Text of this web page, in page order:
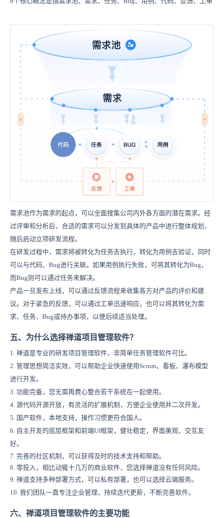
需求池作为需求的起点，可以全面搜集公司内外各方面的潜在需求。经
过评审和分析后，合适的需求可以分发到具体的产品中进行整体规划，
随后启动立项研发流程。
在研发过程中，需求将被转化为任务去执行，转化为用例去验证，同时
可以与代码、Bug进行关联。如果用例执行失败，可将其转化为Bug，
而Bug则可以通过任务来解决。
产品一旦发布上线，可以通过反馈流程来收集各方对产品的评价和建
议。对于紧急的反馈，可以通过工单迅速响应，也可以将其转化为需
求、任务、Bug或待办事项，以便后续适当处理。
五、为什么选择禅道项目管理软件？
1. 禅道是专业的研发项目管理软件，非简单任务管理软件可比。
2. 管理思想简洁实效，可以帮助企业快速使用Scrum、看板、瀑布模型
进行开发。
3. 功能完备，您无需再费心整合若干系统在一起使用。
4. 源代码开源开放，有灵活的扩展机制，方便企业使用并二次开发。
5. 国产软件，本地支持，操作习惯更符合国人。
6. 自主开发的底层框架和前端UI框架，健壮稳定，界面美观，交互友
好。
7. 完善的社区机制，可以获得及时的技术支持和帮助。
8. 零投入，相比动辄十几万的商业软件，您选择禅道没有任何风险。
9. 禅道支持多种部署方式，可以私有部署，也可以选择云端服务。
10. 我们团队一直专注企业管理，持续迭代更新，不断完善软件。
六、禅道项目管理软件的主要功能